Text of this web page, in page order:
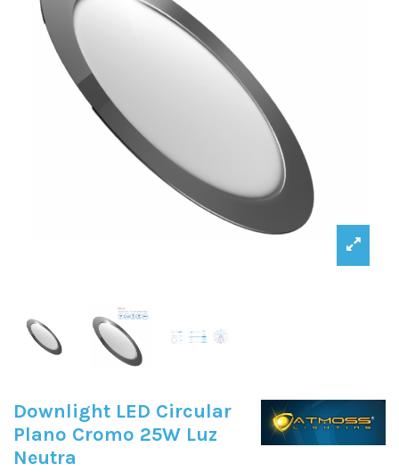
Downlight LED Circular
Plano Cromo 25W Luz
Neutra